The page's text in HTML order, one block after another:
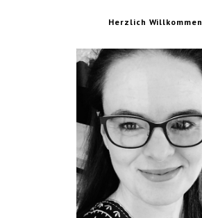
Herzlich Willkommen